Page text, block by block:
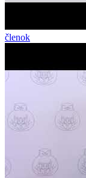
členok